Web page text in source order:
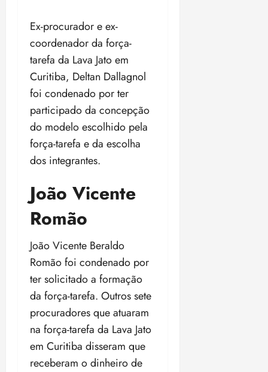
Ex-procurador e ex-
coordenador da força-
tarefa da Lava Jato em
Curitiba, Deltan Dallagnol
foi condenado por ter
participado da concepção
do modelo escolhido pela
força-tarefa e da escolha
dos integrantes.
João Vicente
Romão
João Vicente Beraldo
Romão foi condenado por
ter solicitado a formação
da força-tarefa. Outros sete
procuradores que atuaram
na força-tarefa da Lava Jato
em Curitiba disseram que
receberam o dinheiro de